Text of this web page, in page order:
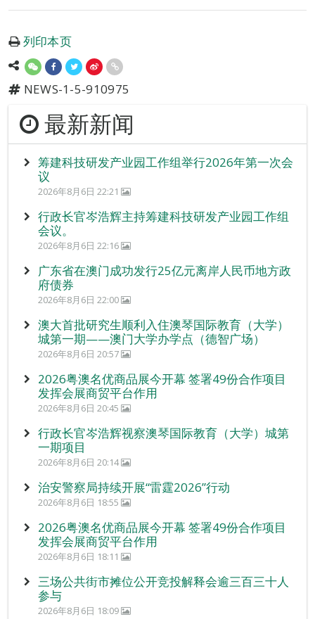
列印本页
NEWS-1-5-910975
最新新闻
筹建科技研发产业园工作组举行2026年第一次会
议
2026年8月6日 22:21
行政长官岑浩辉主持筹建科技研发产业园工作组
会议。
2026年8月6日 22:16
广东省在澳门成功发行25亿元离岸人民币地方政
府债券
2026年8月6日 22:00
澳大首批研究生顺利入住澳琴国际教育（大学）
城第一期——澳门大学办学点（德智广场）
2026年8月6日 20:57
2026粤澳名优商品展今开幕 签署49份合作项目
发挥会展商贸平台作用
2026年8月6日 20:45
行政长官岑浩辉视察澳琴国际教育（大学）城第
一期项目
2026年8月6日 20:14
治安警察局持续开展“雷霆2026”行动
2026年8月6日 18:55
2026粤澳名优商品展今开幕 签署49份合作项目
发挥会展商贸平台作用
2026年8月6日 18:11
三场公共街市摊位公开竞投解释会逾三百三十人
参与
2026年8月6日 18:09